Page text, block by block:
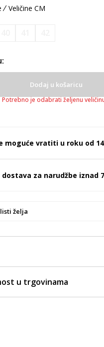
Veličine CM
Dodaj u košaricu
Potrebno je odabrati željenu
moguće vratiti u roku od
za narudžbe iznad
želja
u trgovinama